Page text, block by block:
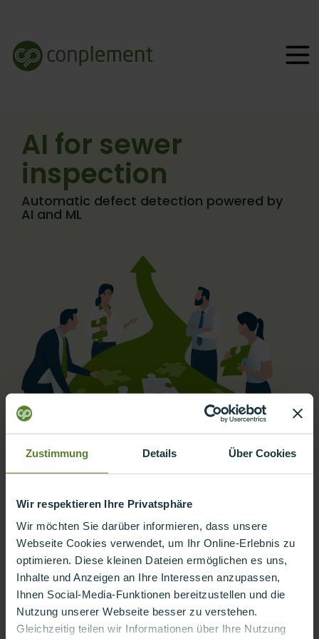
Zustimmung Details Über Cookies
Wir respektieren Ihre Privatsphäre
Wir möchten Sie darüber informieren, dass unsere
Webseite Cookies verwendet, um Ihr Online-Erlebnis zu
optimieren. Diese kleinen Dateien ermöglichen es uns,
Inhalte und Anzeigen an Ihre Interessen anzupassen,
Ihnen Social-Media-Funktionen bereitzustellen und die
Nutzung unserer Webseite besser zu verstehen.
Gleichzeitig teilen wir Informationen über Ihre Nutzung
AI for sewer
inspection
Automatic defect detection powered by
AI and ML​
Client
Largest German manufacturer of TV pipe inspection systems
Use Case:
Transform the traditional B2B equipment sales model into
offering smart services and pay-per-use models for pipeline
inspection systems.